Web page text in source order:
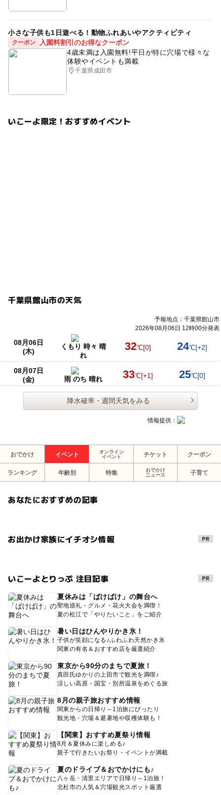
小さな子供も1日遊べる！動物ふれあいやアクティビティ
クーポン
入園料割引のお得なクーポン
4歳未満は入園無料!平日が特に穴場で様々な
体験やイベントも満載
千葉県成田市
いこーよ限定！おすすめイベント
千葉県館山市の天気
予報地点：千葉県館山市
2026年08月06日 12時00分発表
08月06日
(木)
くもり 時々 晴
れ
32℃[0] 24℃[+2]
08月07日
(金)
雨 のち 晴れ 33℃[+1] 25℃[0]
降水確率・週間天気をみる
情報提供：
おでかけ イベント
オンライン
イベント
チケット クーポン
ランキング 年齢別 特集
おでかけ
ニュース
子育て
あなたにおすすめの記事
お出かけ家族にイチオシ情報
いこーよとりっぷ 注目記事
夏休みは「ばけばけ」の舞台へ
聖地巡礼・グルメ・花火大会を満喫！
夏の松江で「やりたいこと」をご紹介
暑い日はひんやりかき氷！
子供が笑顔になる♪ふわふわ天然かき氷
関東の有名＆おすすめ店を厳選紹介
東京から90分のまちで夏旅！
真田氏ゆかりの上田市で観光を満喫♪
涼しい高原・国宝・別所温泉をめぐる旅
8月の親子旅おすすめ情報
関東からの日帰り～1泊旅にぴったり
観光地・穴場＆避暑地や収穫体験も！
【関東】おすすめ夏祭り情報
8月＆夏休みに楽しめる♪
親子で行きたいお祭り・イベントが満載
夏のドライブ＆おでかけにも♪
八ヶ岳・清里エリアで日帰り～1泊旅！
北杜市の人気＆穴場観光スポット厳選